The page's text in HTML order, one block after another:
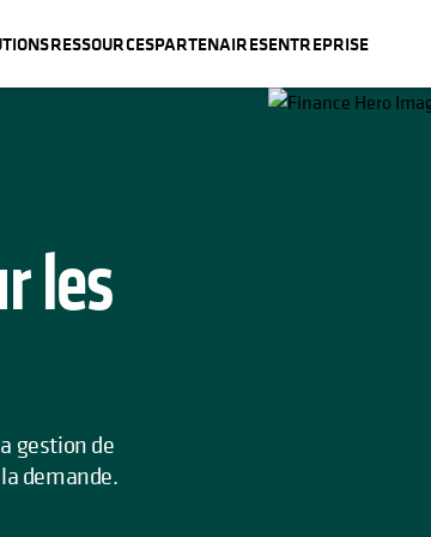
RESSOURCESPARTENAIRESENTREPRISE
les
gestion de
demande.